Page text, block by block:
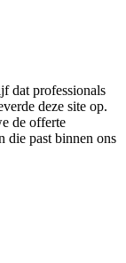
dat professionals
deze site op.
de offerte
die past binnen ons